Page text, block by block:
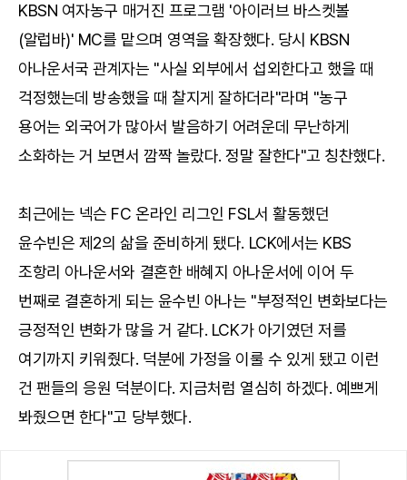
KBSN 여자농구 매거진 프로그램 '아이러브 바스켓볼
(알럽바)' MC를 맡으며 영역을 확장했다. 당시 KBSN
아나운서국 관계자는 "사실 외부에서 섭외한다고 했을 때
걱정했는데 방송했을 때 찰지게 잘하더라"라며 "농구
용어는 외국어가 많아서 발음하기 어려운데 무난하게
소화하는 거 보면서 깜짝 놀랐다. 정말 잘한다"고 칭찬했다.
최근에는 넥슨 FC 온라인 리그인 FSL서 활동했던
윤수빈은 제2의 삶을 준비하게 됐다. LCK에서는 KBS
조항리 아나운서와 결혼한 배혜지 아나운서에 이어 두
번째로 결혼하게 되는 윤수빈 아나는 "부정적인 변화보다는
긍정적인 변화가 많을 거 같다. LCK가 아기였던 저를
여기까지 키워줬다. 덕분에 가정을 이룰 수 있게 됐고 이런
건 팬들의 응원 덕분이다. 지금처럼 열심히 하겠다. 예쁘게
봐줬으면 한다"고 당부했다.